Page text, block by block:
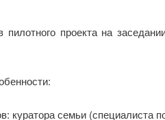
пилотного проекта на
куратора семьи (специалиста